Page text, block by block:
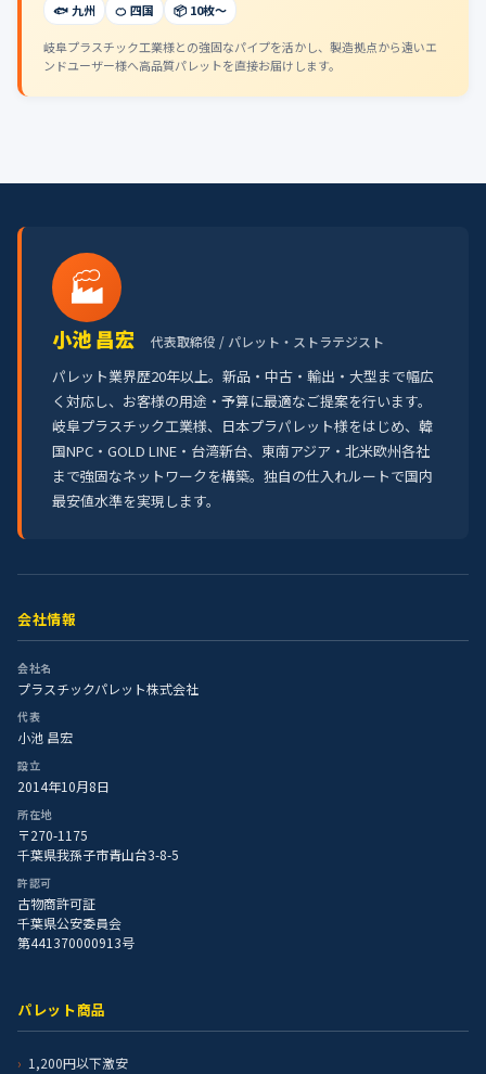
🐟 九州 🍊 四国 📦 10枚〜
岐阜プラスチック工業様との強固なパイプを活かし、製造拠点から遠いエ
ンドユーザー様へ高品質パレットを直接お届けします。
🏭
小池 昌宏 代表取締役 / パレット・ストラテジスト
パレット業界歴20年以上。新品・中古・輸出・大型まで幅広
く対応し、お客様の用途・予算に最適なご提案を行います。
岐阜プラスチック工業様、日本プラパレット様をはじめ、韓
国NPC・GOLD LINE・台湾新台、東南アジア・北米欧州各社
まで強固なネットワークを構築。独自の仕入れルートで国内
最安値水準を実現します。
会社情報
会社名
プラスチックパレット株式会社
代表
小池 昌宏
設立
2014年10月8日
所在地
〒270-1175
千葉県我孫子市青山台3-8-5
許認可
古物商許可証
千葉県公安委員会
第441370000913号
パレット商品
1,200円以下激安